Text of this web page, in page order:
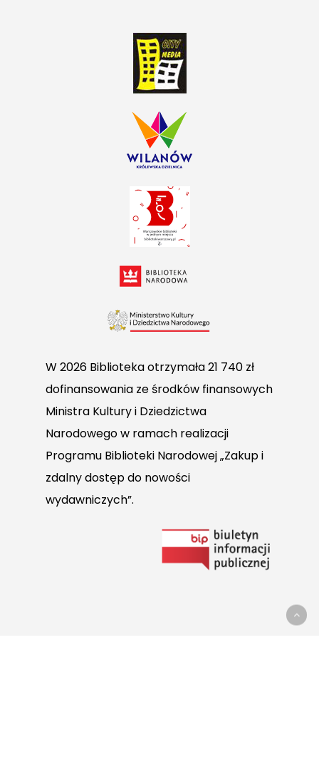
W 2026 Biblioteka otrzymała 21 740 zł
dofinansowania ze środków finansowych
Ministra Kultury i Dziedzictwa
Narodowego w ramach realizacji
Programu Biblioteki Narodowej „Zakup i
zdalny dostęp do nowości
wydawniczych”.
do